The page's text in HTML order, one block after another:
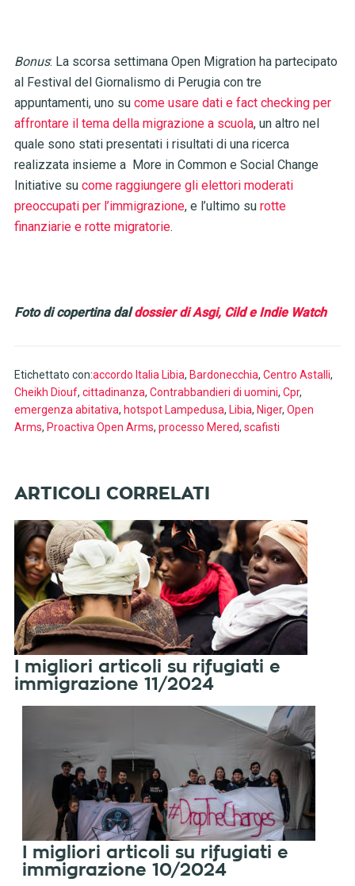
Bonus: La scorsa settimana Open Migration ha partecipato
al Festival del Giornalismo di Perugia con tre
appuntamenti, uno su come usare dati e fact checking per
affrontare il tema della migrazione a scuola, un altro nel
quale sono stati presentati i risultati di una ricerca
realizzata insieme a More in Common e Social Change
Initiative su come raggiungere gli elettori moderati
preoccupati per l’immigrazione, e l’ultimo su rotte
finanziarie e rotte migratorie.
Foto di copertina daldossier di Asgi, Cild e Indie Watch
Etichettato con:accordo Italia Libia, Bardonecchia, Centro Astalli,
Cheikh Diouf, cittadinanza, Contrabbandieri di uomini, Cpr,
emergenza abitativa, hotspot Lampedusa, Libia, Niger, Open
Arms, Proactiva Open Arms, processo Mered, scafisti
I migliori articoli su rifugiati e
immigrazione 11/2024
I migliori articoli su rifugiati e
immigrazione 10/2024